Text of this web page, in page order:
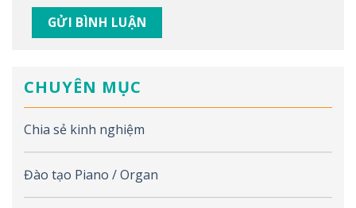
CHUYÊN MỤC
Chia sẻ kinh nghiệm
Đào tạo Piano / Organ